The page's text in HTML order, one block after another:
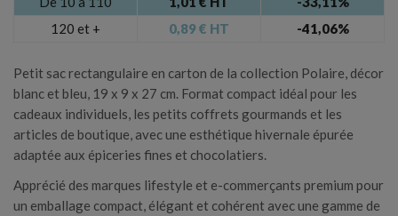
Annuler Créer une liste d'envies
120 et +
0,89 € HT -41,06%
Petit sac rectangulaire en carton de la collection Polaire, décor
blanc et bleu, 19 x 9 x 27 cm. Format compact idéal pour les
cadeaux individuels, les petits coffrets gourmands et les
articles de boutique, avec une esthétique hivernale épurée
adaptée aux épiceries fines et chocolatiers.
Apprécié des marques lifestyle et e-commerçants premium pour
un emballage compact, élégant et cohérent avec une gamme de